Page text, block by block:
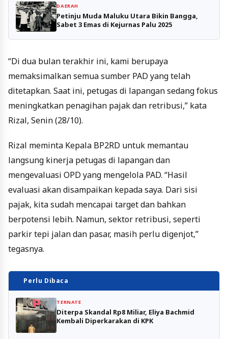
DAERAH
Petinju Muda Maluku Utara Bikin Bangga,
Sabet 3 Emas di Kejurnas Palu 2025
“Di dua bulan terakhir ini, kami berupaya
memaksimalkan semua sumber PAD yang telah
ditetapkan. Saat ini, petugas di lapangan sedang fokus
meningkatkan penagihan pajak dan retribusi,” kata
Rizal, Senin (28/10).
Rizal meminta Kepala BP2RD untuk memantau
langsung kinerja petugas di lapangan dan
mengevaluasi OPD yang mengelola PAD. “Hasil
evaluasi akan disampaikan kepada saya. Dari sisi
pajak, kita sudah mencapai target dan bahkan
berpotensi lebih. Namun, sektor retribusi, seperti
parkir tepi jalan dan pasar, masih perlu digenjot,”
tegasnya.
Perlu Dibaca
TERNATE
Diterpa Skandal Rp8 Miliar, Eliya Bachmid
Kembali Diperkarakan di KPK